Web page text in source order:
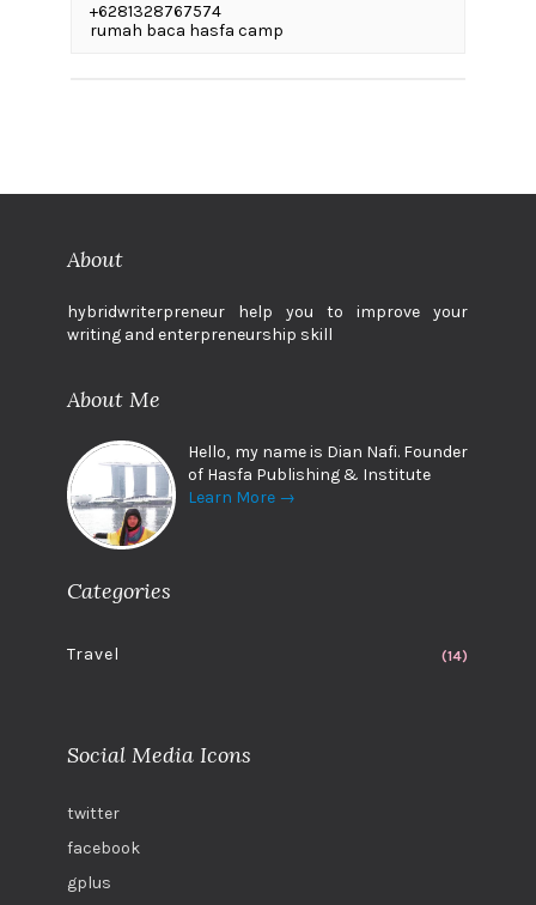
+6281328767574
rumah baca hasfa camp
About
hybridwriterpreneur help you to improve your
writing and enterpreneurship skill
About Me
Hello, my name is Dian Nafi. Founder
of Hasfa Publishing & Institute
Learn More →
Categories
Travel (14)
Social Media Icons
twitter
facebook
gplus